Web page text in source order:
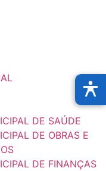
DE SAÚDE
DE OBRAS E
DE FINANÇAS